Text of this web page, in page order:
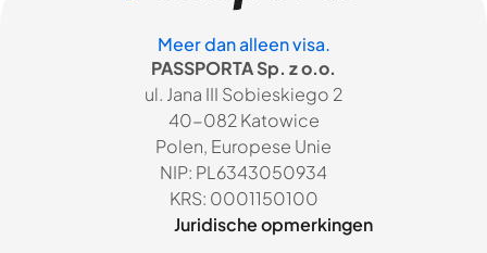
Meer dan alleen visa.
PASSPORTA Sp. z o.o.
ul. Jana III Sobieskiego 2
40-082 Katowice
Polen, Europese Unie
NIP: PL6343050934
KRS: 0001150100
Juridische opmerkingen